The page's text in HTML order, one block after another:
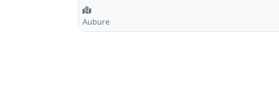
Aubure